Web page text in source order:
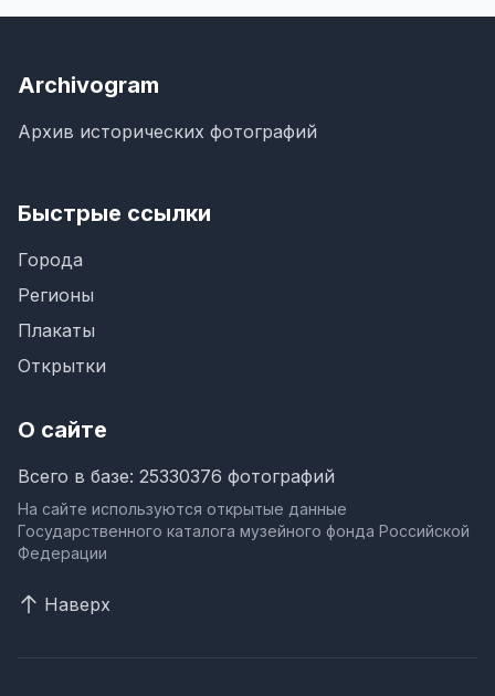
Archivogram
Архив исторических фотографий
Быстрые ссылки
Города
Регионы
Плакаты
Открытки
О сайте
Всего в базе: 25330376 фотографий
На сайте используются открытые данные
Государственного каталога музейного фонда Российской
Федерации
Наверх